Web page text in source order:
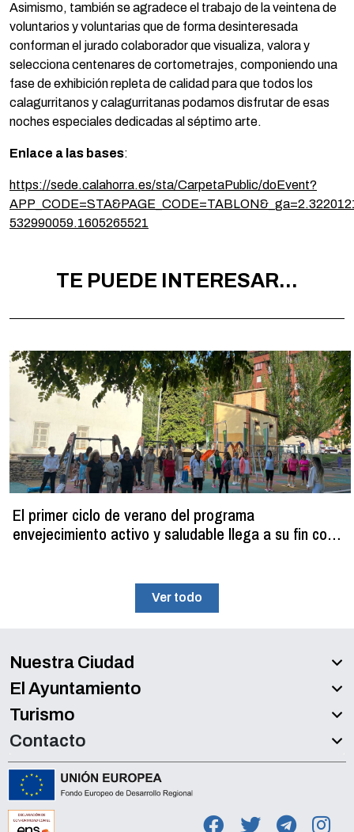
Asimismo, también se agradece el trabajo de la veintena de
voluntarios y voluntarias que de forma desinteresada
conforman el jurado colaborador que visualiza, valora y
selecciona centenares de cortometrajes, componiendo una
fase de exhibición repleta de calidad para que todos los
calagurritanos y calagurritanas podamos disfrutar de esas
noches especiales dedicadas al séptimo arte.
Enlace a las bases:
https://sede.calahorra.es/sta/CarpetaPublic/doEvent?
532990059.1605265521
TE PUEDE INTERESAR...
El primer ciclo de verano del programa
envejecimiento activo y saludable llega a su fin con
Ver todo
Nuestra Ciudad
El Ayuntamiento
Turismo
Contacto